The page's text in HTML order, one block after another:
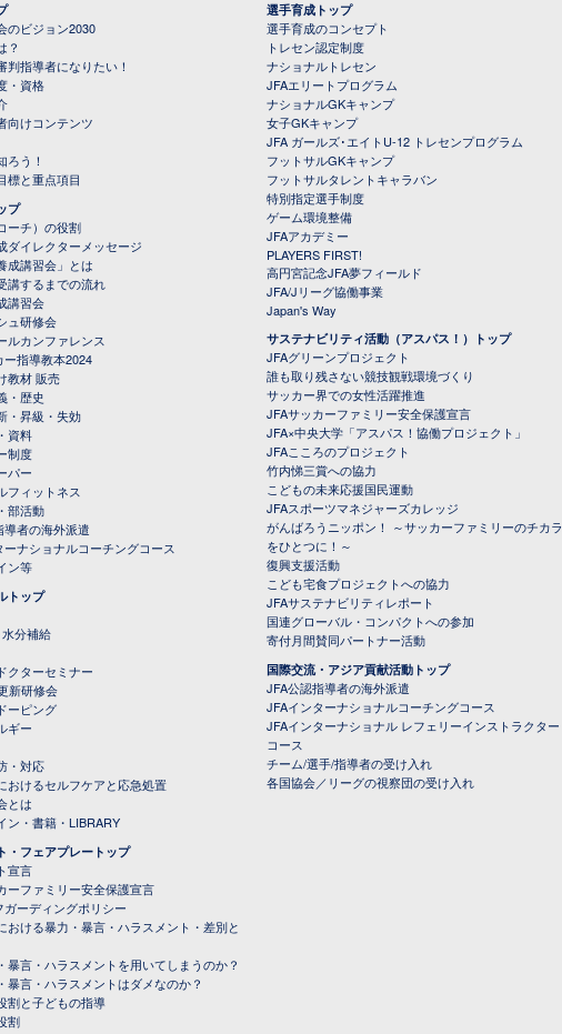
のビジョン2030
？
判指導者になりたい！
・資格
向けコンテンツ
ろう！
標と重点項目
プ
ーチ）の役割
ダイレクターメッセージ
成講習会」とは
講するまでの流れ
講習会
ュ研修会
ルカンファレンス
ー指導教本2024
教材 販売
・歴史
・昇級・失効
資料
制度
パー
フィットネス
部活動
導者の海外派遣
ーナショナルコーチングコース
ン等
トップ
分補給
クターセミナー
新研修会
ーピング
ギー
・対応
おけるセルフケアと応急処置
とは
ン・書籍・LIBRARY
・フェアプレートップ
宣言
ーファミリー安全保護宣言
ガーディングポリシー
おける暴力・暴言・ハラスメント・差別と
暴言・ハラスメントを用いてしまうのか？
暴言・ハラスメントはダメなのか？
割と子どもの指導
割
選手育成トップ
選手育成のコンセプト
トレセン認定制度
ナショナルトレセン
JFAエリートプログラム
ナショナルGKキャンプ
女子GKキャンプ
JFA ガールズ･エイトU-12 トレセンプログラム
フットサルGKキャンプ
フットサルタレントキャラバン
特別指定選手制度
ゲーム環境整備
JFAアカデミー
PLAYERS FIRST!
高円宮記念JFA夢フィールド
JFA/Jリーグ協働事業
Japan's Way
サステナビリティ活動（アスパス！）トップ
JFAグリーンプロジェクト
誰も取り残さない競技観戦環境づくり
サッカー界での女性活躍推進
JFAサッカーファミリー安全保護宣言
JFA×中央大学「アスパス！協働プロジェクト」
JFAこころのプロジェクト
竹内悌三賞への協力
こどもの未来応援国民運動
JFAスポーツマネジャーズカレッジ
がんばろうニッポン！ ～サッカーファミリーのチカラ
をひとつに！～
復興支援活動
こども宅食プロジェクトへの協力
JFAサステナビリティレポート
国連グローバル・コンパクトへの参加
寄付月間賛同パートナー活動
国際交流・アジア貢献活動トップ
JFA公認指導者の海外派遣
JFAインターナショナルコーチングコース
JFAインターナショナル レフェリーインストラクター
コース
チーム/選手/指導者の受け入れ
各国協会／リーグの視察団の受け入れ